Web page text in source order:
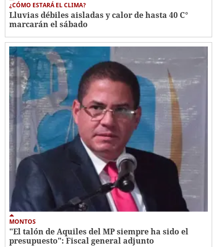
¿CÓMO ESTARÁ EL CLIMA?
Lluvias débiles aisladas y calor de hasta 40 C°
marcarán el sábado
MONTOS
"El talón de Aquiles del MP siempre ha sido el
presupuesto": Fiscal general adjunto